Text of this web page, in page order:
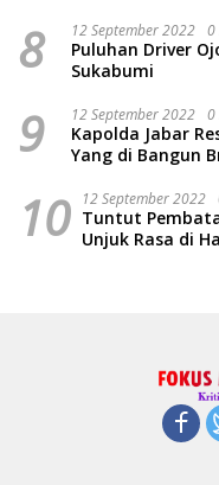
8 12 September 2022 0
Puluhan Driver
Sukabumi
9 12 September 2022 0
Kapolda Jabar
Yang di Bangun
10 12 September 2022
Tuntut
Unjuk Rasa di